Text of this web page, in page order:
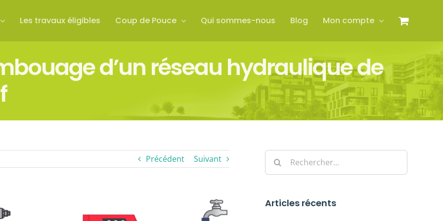
Les travaux éligibles Coup de Pouce Qui sommes-nous Blog Mon compte
d’un réseau hydraulique de
Précédent Suivant
Articles récents